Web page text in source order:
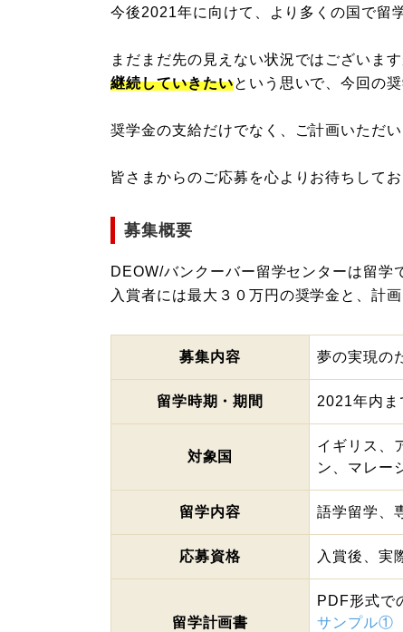
今後2021年に向けて、より多くの国で留
まだまだ先の見えない状況ではございま
継続していきたいという思いで、今回の
奨学金の支給だけでなく、ご計画いただ
皆さまからのご応募を心よりお待ちしてお
募集概要
DEOW/バンクーバー留学センターは留学
入賞者には最大３０万円の奨学金と、計
募集内容 夢の実現の
留学時期・期間 2021年内ま
対象国
イギリス、
ン、マレー
留学内容 語学留学、
応募資格 入賞後、実
留学計画書
PDF形式で
サンプル①